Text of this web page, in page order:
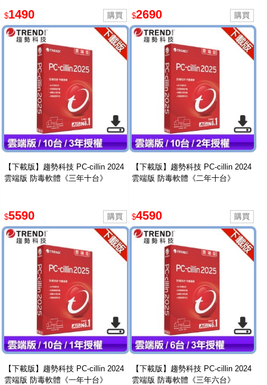
$1490 $2690
【下載版】趨勢科技 PC-cillin 2024
雲端版 防毒軟體《三年十台》
$5590
【下載版】趨勢科技 PC-cillin 2024
雲端版 防毒軟體《二年十台》
$4590
【下載版】趨勢科技 PC-cillin 2024
雲端版 防毒軟體《一年十台》
【下載版】趨勢科技 PC-cillin 2024
雲端版 防毒軟體《三年六台》